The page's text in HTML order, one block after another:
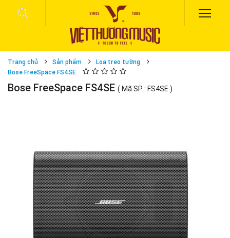
Trang chủ Sản phẩm
Loa treo tường
Bose FreeSpace FS4SE
Bose FreeSpace FS4SE ( Mã SP : FS4SE )